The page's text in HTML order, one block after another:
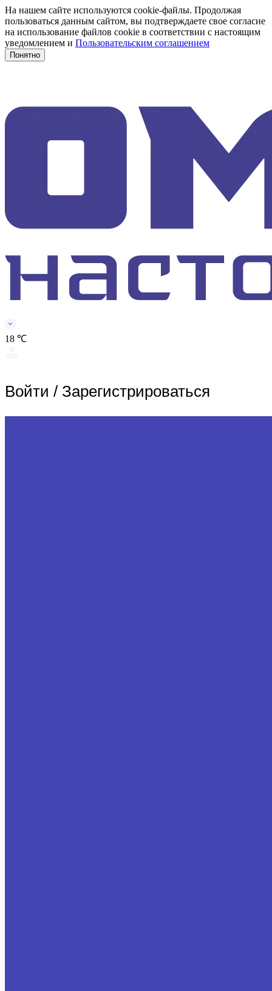
На нашем сайте используются cookie-файлы. Продолжая
пользоваться данным сайтом, вы подтверждаете свое согласие
на использование файлов cookie в соответствии с настоящим
уведомлением и Пользовательским соглашением
Понятно
18 ℃
Войти / Зарегистрироваться